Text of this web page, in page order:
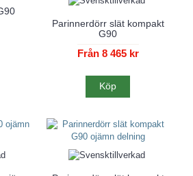
Parinnerdörr slät kompakt
G90
Från 8 465 kr
Köp